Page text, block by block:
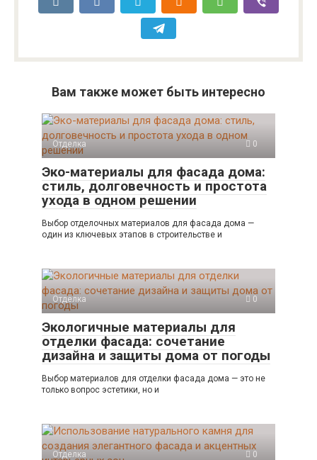
Вам также может быть интересно
Отделка 0
Эко-материалы для фасада дома:
стиль, долговечность и простота
ухода в одном решении
Выбор отделочных материалов для фасада дома —
один из ключевых этапов в строительстве и
Отделка 0
Экологичные материалы для
отделки фасада: сочетание
дизайна и защиты дома от погоды
Выбор материалов для отделки фасада дома — это не
только вопрос эстетики, но и
Отделка 0